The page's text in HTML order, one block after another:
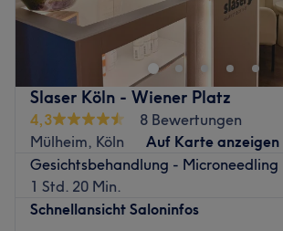
Slaser Köln - Wiener Platz
4,3
8 Bewertungen
Mülheim, Köln
Auf Karte anzeigen
Gesichtsbehandlung - Microneedling
1 Std. 20 Min.
Schnellansicht Saloninfos